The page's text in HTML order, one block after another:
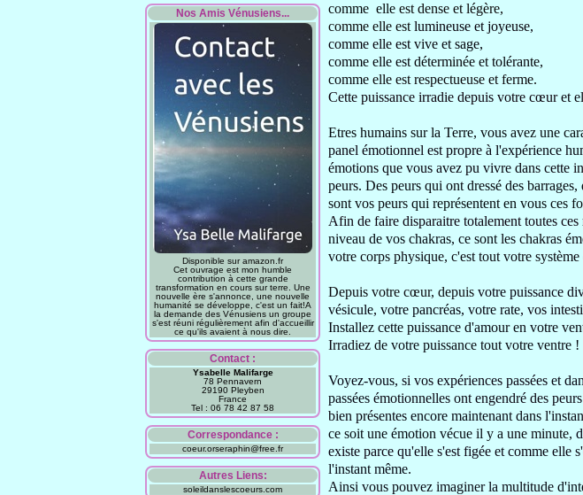
Nos Amis Vénusiens...
Disponible sur amazon.fr
Cet ouvrage est mon humble
contribution à cette grande
transformation en cours sur terre. Une
nouvelle ère s'annonce, une nouvelle
humanité se développe, c'est un fait!A
la demande des Vénusiens un groupe
s'est réuni régulièrement afin d'accueillir
ce qu'ils avaient à nous dire.
Contact :
Ysabelle Malifarge
78 Pennavern
29190 Pleyben
France
Tel : 06 78 42 87 58
Correspondance :
coeur.orseraphin@free.fr
Autres Liens:
soleildanslescoeurs.com
comme elle est dense et légère,
comme elle est lumineuse et joyeuse,
comme elle est vive et sage,
comme elle est déterminée et tolérante,
comme elle est respectueuse et ferme.
Cette puissance irradie depuis votre cœuret
Etres humains sur la Terre, vous avez une
panel émotionnel est propre à l'expérience
émotions que vous avez pu vivre dans cette
peurs. Des peurs qui ont dressé des barrages,
sont vos peurs qui représentent en vous ces
Afin de faire disparaitre totalement toutes ces
niveau de vos chakras, ce sont les chakras
votre corps physique, c'est tout votre
Depuis votre cœur, depuis votre puissance
vésicule, votre pancréas, votre rate, vos
Installez cette puissance d'amour en votre
Irradiez de votre puissance tout votre ventre !
Voyez-vous, si vos expériences passées et
passées émotionnelles ont engendré des
bien présentes encore maintenant dans
ce soit une émotion vécue il y a une minute,
existe parce qu'elle s'est figée et comme elle
l'instant même.
Ainsi vous pouvez imaginer la multitude